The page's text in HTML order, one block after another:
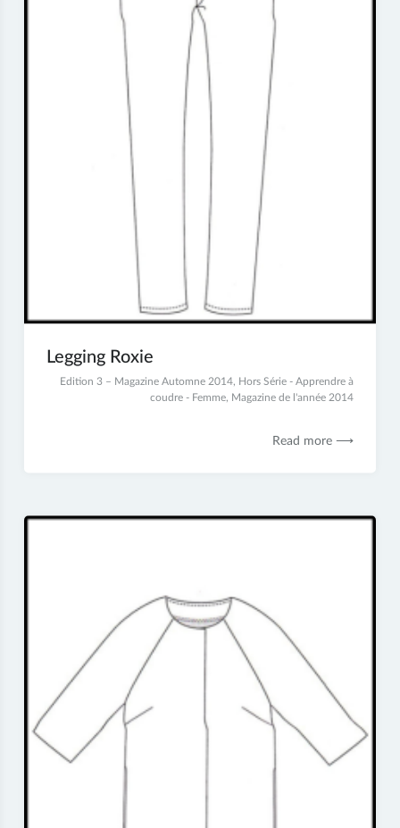
Legging Roxie
Edition 3 – Magazine Automne 2014 Hors Série - Apprendre à
coudre - Femme Magazine de l'année 2014
Read more ⟶